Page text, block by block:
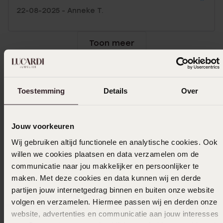
Toestemming Details Over
Jouw voorkeuren
Wij gebruiken altijd functionele en analytische cookies. Ook
willen we cookies plaatsen en data verzamelen om de
communicatie naar jou makkelijker en persoonlijker te
maken. Met deze cookies en data kunnen wij en derde
partijen jouw internetgedrag binnen en buiten onze website
volgen en verzamelen. Hiermee passen wij en derden onze
website, advertenties en communicatie aan jouw interesses
22-08-2025 - Anneke T.
Toon meer
In winkelmand
Ook leuk voor jou